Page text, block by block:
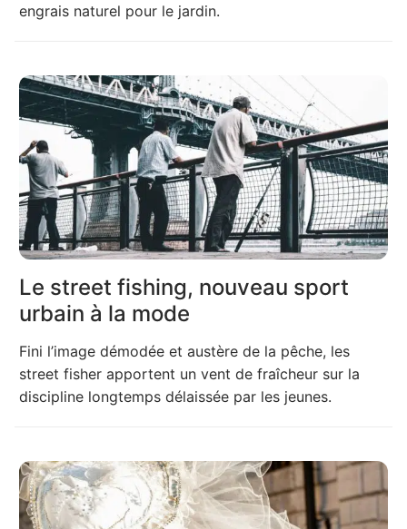
engrais naturel pour le jardin.
Le street fishing, nouveau sport
urbain à la mode
Fini l’image démodée et austère de la pêche, les
street fisher apportent un vent de fraîcheur sur la
discipline longtemps délaissée par les jeunes.